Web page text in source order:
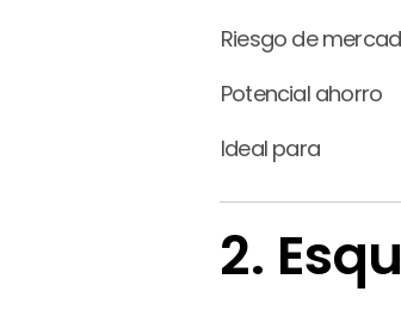
Riesgo de
Potencial ahorro
Ideal para
2.